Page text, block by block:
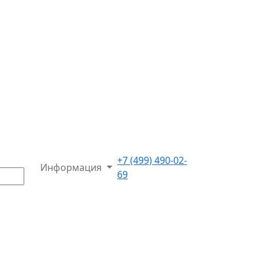
Информация
+7 (499) 490-02-
69